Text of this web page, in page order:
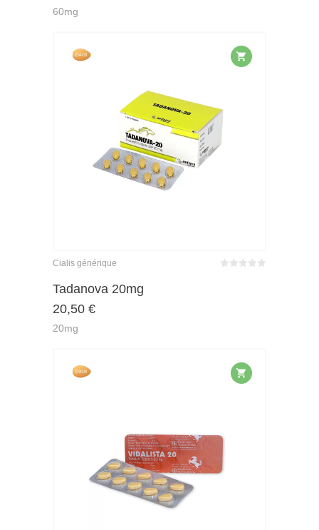
60mg
Cialis générique
Tadanova 20mg
20,50 €
20mg